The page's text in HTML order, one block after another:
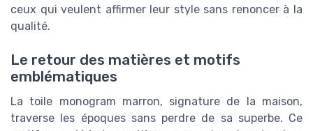
ceux qui veulent affirmer leur style sans renoncer à la
qualité.
Le retour des matières et motifs
emblématiques
La toile monogram marron, signature de la maison,
traverse les époques sans perdre de sa superbe. Ce